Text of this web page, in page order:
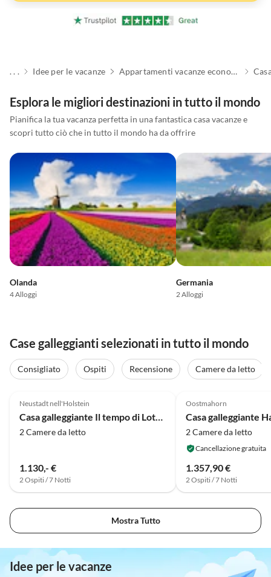
. . . Idee per le vacanze Appartamenti vacanze economici
Esplora le migliori destinazioni in tutto il mondo
Pianifica la tua vacanza perfetta in una fantastica casa vacanze e
scopri tutto ciò che in tutto il mondo ha da offrire
Olanda
4 Alloggi
Germania
2 Alloggi
Case galleggianti selezionati in tutto il mondo
Consigliato Ospiti Recensione Camere da letto
Neustadt nell'Holstein
Casa galleggiante Il tempo di Lotta al mare con camino!
2 Camere da letto
1.130,- €
2 Ospiti / 7 Notti
Oostmahorn
Casa galleggiante
2 Camere da letto
Cancellazione gratuita
1.357,90 €
2 Ospiti / 7 Notti
Mostra Tutto
Idee per le vacanze